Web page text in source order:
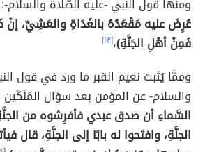
ومنها قول النبي -عليه الصَّلاةُ والسلام-:
عُرِضَ عليه مَقْعَدُهُ بالغَدَاةِ والعَشِيِّ، إنْ
فَمِنْ أهْلِ الجَنَّةِ)،[١٣]
وممَّا يُثبت نعيم القبر ما ورد في قول
والسلام- عن المؤمن بعد سؤال المَلَكَين
السَّماءِ أن صدق عبدي فأفرِشوه من
الجنَّةِ، وافتَحوا له بابًا إلى الجنَّةِ، قال